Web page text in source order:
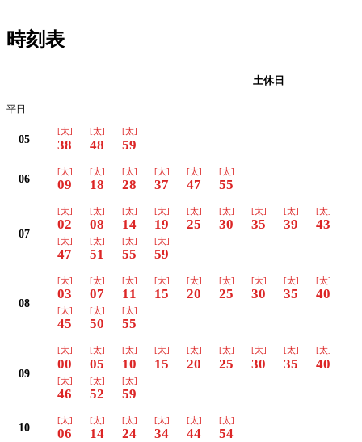
時刻表
土休日
平日
05
[太]
38
[太]
48
[太]
59
06
[太]
09
[太]
18
[太]
28
[太]
37
[太]
47
[太]
55
07
[太]
02
[太]
08
[太]
14
[太]
19
[太]
25
[太]
30
[太]
35
[太]
39
[太]
43
[太]
47
[太]
51
[太]
55
[太]
59
08
[太]
03
[太]
07
[太]
11
[太]
15
[太]
20
[太]
25
[太]
30
[太]
35
[太]
40
[太]
45
[太]
50
[太]
55
09
[太]
00
[太]
05
[太]
10
[太]
15
[太]
20
[太]
25
[太]
30
[太]
35
[太]
40
[太]
46
[太]
52
[太]
59
10
[太]
06
[太]
14
[太]
24
[太]
34
[太]
44
[太]
54